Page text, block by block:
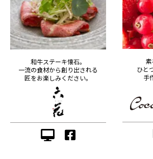
和牛ステーキ懐石。
一流の食材から創り出される
匠をお楽しみください。
素
ひと
手